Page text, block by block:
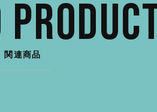
関連商品